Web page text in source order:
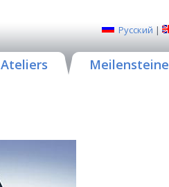
Русский |
Ateliers Meilensteine